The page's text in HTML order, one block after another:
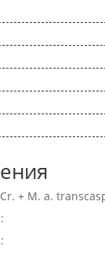
+ M. a.